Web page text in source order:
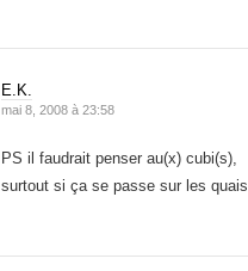
E.K.
mai 8, 2008 à 23:58
PS il faudrait penser au(x) cubi(s),
surtout si ça se passe sur les quais.